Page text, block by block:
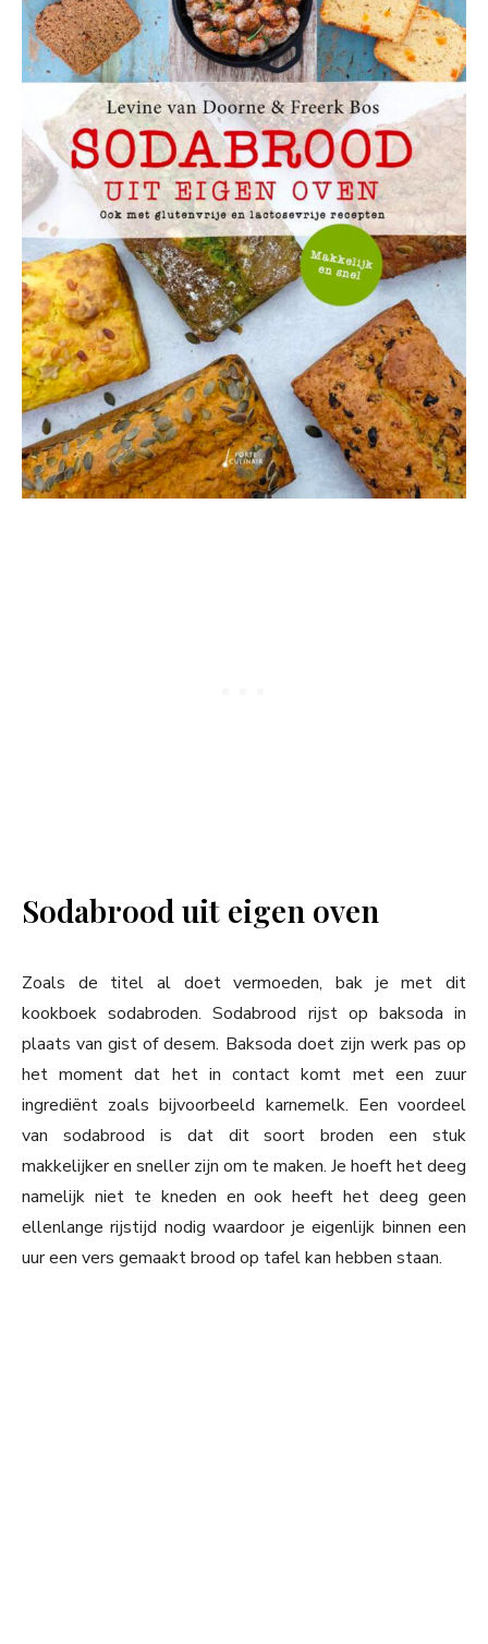
Sodabrood uit eigen oven
Zoals de titel al doet vermoeden, bak je met dit
kookboek sodabroden. Sodabrood rijst op baksoda in
plaats van gist of desem. Baksoda doet zijn werk pas op
het moment dat het in contact komt met een zuur
ingrediënt zoals bijvoorbeeld karnemelk. Een voordeel
van sodabrood is dat dit soort broden een stuk
makkelijker en sneller zijn om te maken. Je hoeft het deeg
namelijk niet te kneden en ook heeft het deeg geen
ellenlange rijstijd nodig waardoor je eigenlijk binnen een
uur een vers gemaakt brood op tafel kan hebben staan.